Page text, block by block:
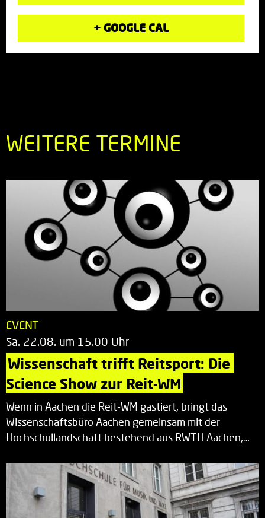
+ GOOGLE CAL
WEITERE TERMINE
EVENT
Sa. 22.08. um 15.00 Uhr
Wissenschaft trifft Reitsport: Die
Science Show zur Reit-WM
Wenn in Aachen die Reit-WM gastiert, bringt das
Wissenschaftsbüro Aachen gemeinsam mit der
Hochschullandschaft bestehend aus RWTH Aachen,…